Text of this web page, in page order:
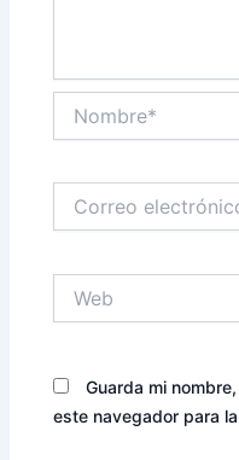
electrónico*
Guarda mi
este navegador para